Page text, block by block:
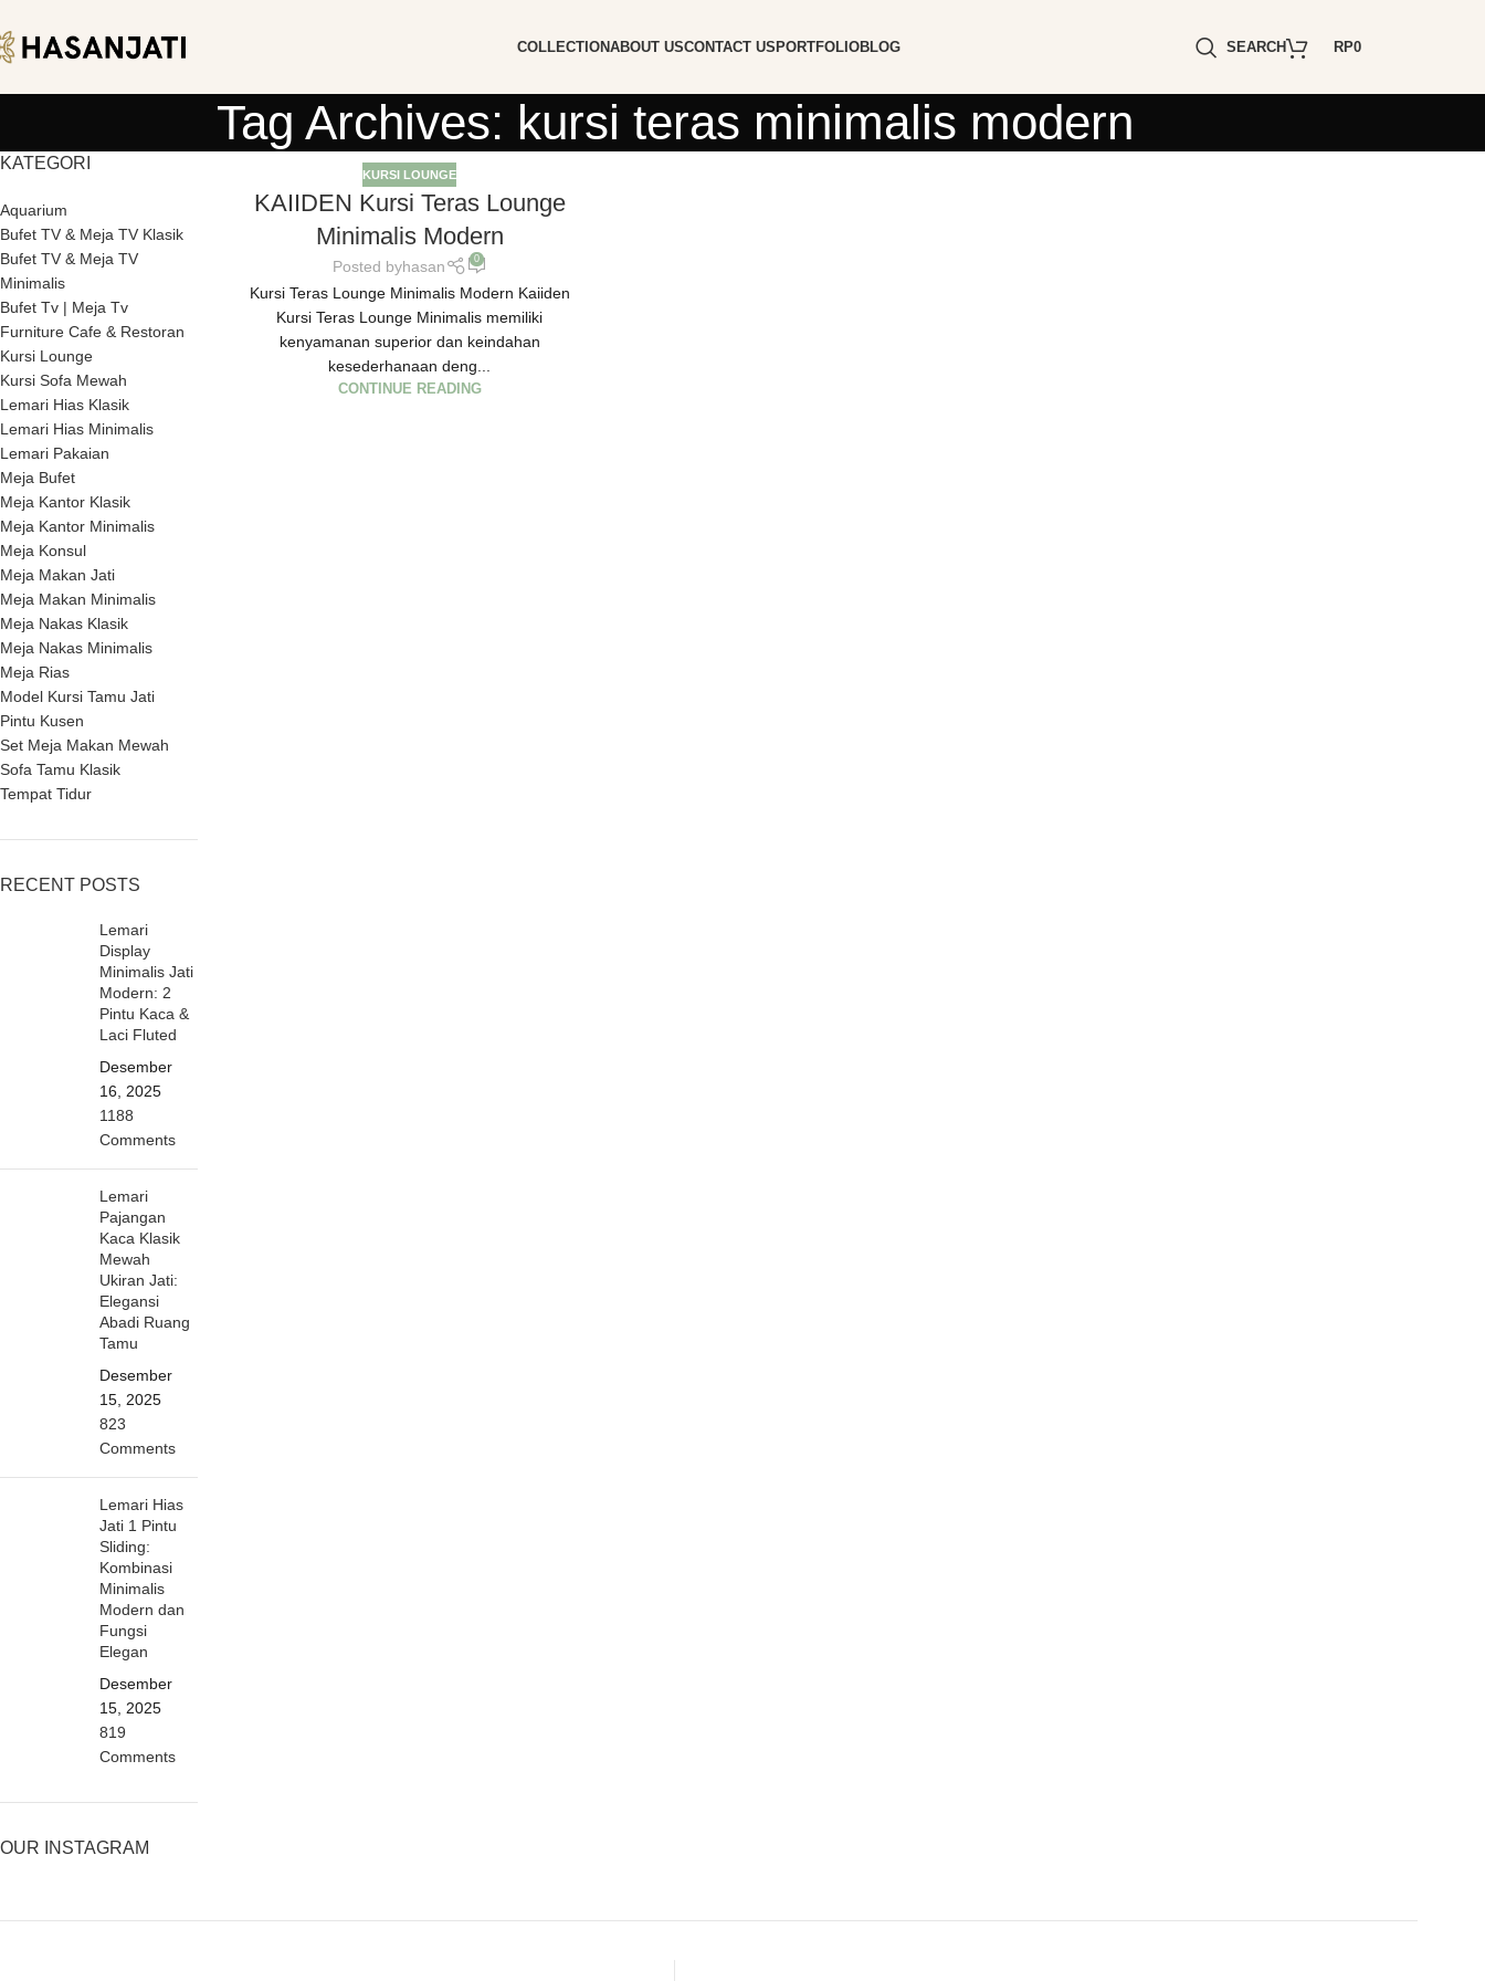
COLLECTIONABOUT USCONTACT US PORTFOLIOBLOG SEARCH RP0
Tag Archives: kursi teras minimalis modern
KATEGORI
Aquarium
Bufet TV & Meja TV Klasik
Bufet TV & Meja TV
Minimalis
Bufet Tv | Meja Tv
Furniture Cafe & Restoran
Kursi Lounge
Kursi Sofa Mewah
Lemari Hias Klasik
Lemari Hias Minimalis
Lemari Pakaian
Meja Bufet
Meja Kantor Klasik
Meja Kantor Minimalis
Meja Konsul
Meja Makan Jati
Meja Makan Minimalis
Meja Nakas Klasik
Meja Nakas Minimalis
Meja Rias
Model Kursi Tamu Jati
Pintu Kusen
Set Meja Makan Mewah
Sofa Tamu Klasik
Tempat Tidur
RECENT POSTS
Lemari
Display
Minimalis Jati
Modern: 2
Pintu Kaca &
Laci Fluted
Desember
16, 2025
1188
Comments
Lemari
Pajangan
Kaca Klasik
Mewah
Ukiran Jati:
Elegansi
Abadi Ruang
Tamu
Desember
15, 2025
823
Comments
Lemari Hias
Jati 1 Pintu
Sliding:
Kombinasi
Minimalis
Modern dan
Fungsi
Elegan
Desember
15, 2025
819
Comments
OUR INSTAGRAM
KURSI LOUNGE
KAIIDEN Kursi Teras Lounge
Minimalis Modern
Posted byhasan 0
Kursi Teras Lounge Minimalis Modern Kaiiden
Kursi Teras Lounge Minimalis memiliki
kenyamanan superior dan keindahan
kesederhanaan deng...
CONTINUE READING